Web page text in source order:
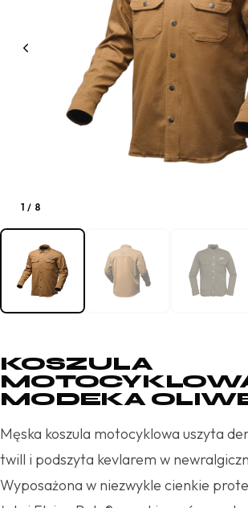
1 / 8
KOSZULA
MODEKA
Męska koszula motocyklowa uszyta
twill i podszyta kevlarem w
Wyposażona w niezwykle cienkie